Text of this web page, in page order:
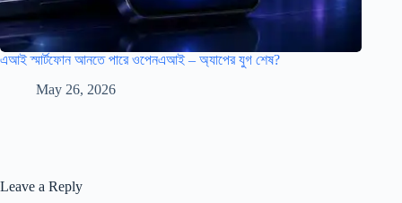
এআই স্মার্টফোন আনতে পারে ওপেনএআই – অ্যাপের যুগ শেষ?
May 26, 2026
Leave a Reply